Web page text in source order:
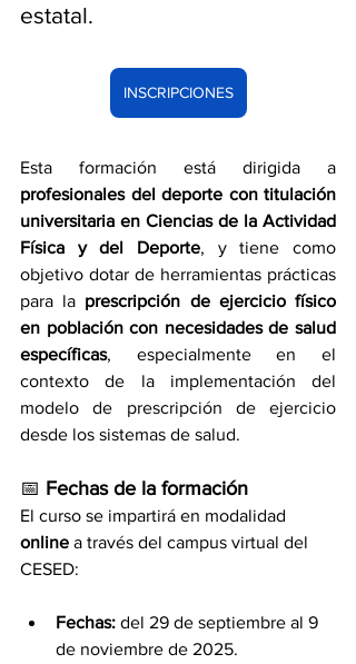
estatal.
INSCRIPCIONES
profesionales del deporte con titulación
universitaria en Ciencias de la Actividad
Física y del Deporte, y tiene como
objetivo dotar de herramientas prácticas
para la prescripción de ejercicio físico
en población con necesidades de salud
específicas, especialmente en el
contexto de la implementación del
modelo de prescripción de ejercicio
desde los sistemas de salud.
📅 Fechas de la formación
El curso se impartirá en modalidad
online a través del campus virtual del
CESED:
Fechas: del 29 de septiembre al 9
de noviembre de 2025.